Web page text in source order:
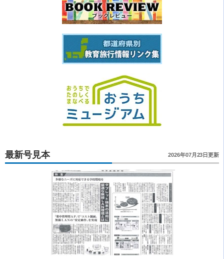
最新号見本 2026年07月23日更新